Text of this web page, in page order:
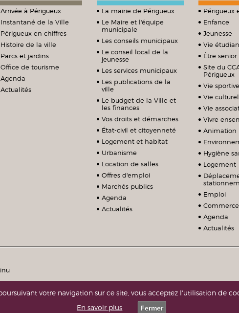
Arrivée à Périgueux
Instantané de la Ville
Périgueux en chiffres
Histoire de la ville
Parcs et jardins
Office de tourisme
Agenda
Actualités
La mairie de Périgueux
Le Maire et l'équipe
municipale
Les conseils municipaux
Le conseil local de la
jeunesse
Les services municipaux
Les publications de la
ville
Le budget de la Ville et
les finances
Vos droits et démarches
État-civil et citoyenneté
Logement et habitat
Urbanisme
Location de salles
Offres d'emploi
Marchés publics
Agenda
Actualités
Périgueux
Enfance
Jeunesse
Vie
Être
Site du
Périgueux
Vie sportive
Vie
Vie
Vivre
Animation
Hygiène
Logement
Emploi
Agenda
Actualités
votre navigation sur ce site, vous acceptez l'utilisation de
En savoir plus